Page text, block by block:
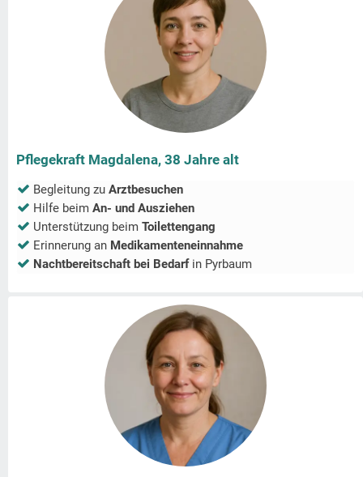
Pflegekraft Magdalena, 38 Jahre alt
Begleitung zu Arztbesuchen
Hilfe beim An- und Ausziehen
Unterstützung beim Toilettengang
Erinnerung an Medikamenteneinnahme
Nachtbereitschaft bei Bedarfin Pyrbaum